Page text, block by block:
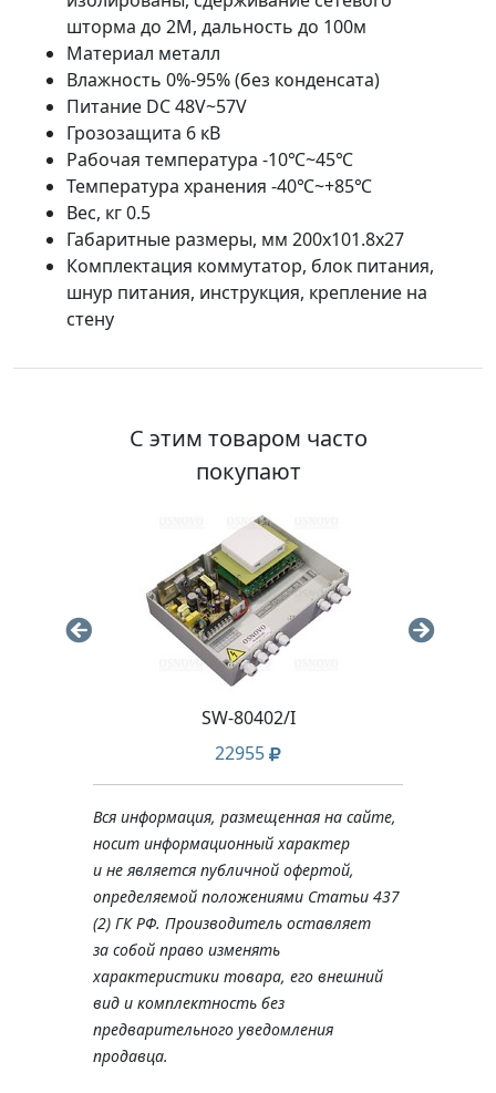
шторма до 2M, дальность до 100м
Материал металл
Влажность 0%-95% (без конденсата)
Питание DC 48V~57V
Грозозащита 6 кВ
Рабочая температура -10℃~45℃
Температура хранения -40℃~+85℃
Вес, кг 0.5
Габаритные размеры, мм 200х101.8х27
Комплектация коммутатор, блок питания,
шнур питания, инструкция, крепление на
стену
С этим товаром часто
покупают
SW-80402/I
22955
Вся информация, размещенная на сайте,
носит информационный характер
и не является публичной офертой,
определяемой положениями Статьи 437
(2) ГК РФ. Производитель оставляет
за собой право изменять
характеристики товара, его внешний
вид и комплектность без
предварительного уведомления
продавца.